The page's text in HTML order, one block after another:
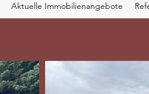
Aktuelle Immobilienangebote